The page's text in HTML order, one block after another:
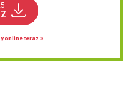
online teraz »